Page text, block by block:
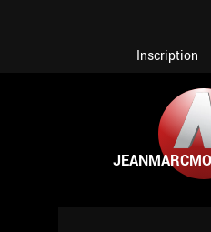
Inscription